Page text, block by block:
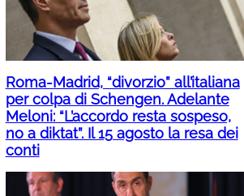
Roma-Madrid, “divorzio” all’italiana
per colpa di Schengen. Adelante
Meloni: “L’accordo resta sospeso,
no a diktat”. Il 15 agosto la resa dei
conti